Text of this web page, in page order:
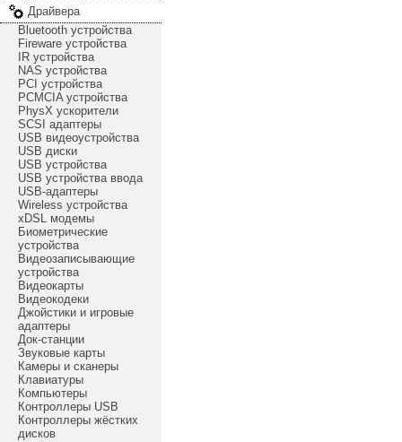
Драйвера
Bluetooth устройства
Fireware устройства
IR устройства
NAS устройства
PCI устройства
PCMCIA устройства
PhysX ускорители
SCSI адаптеры
USB видеоустройства
USB диски
USB устройства
USB устройства ввода
USB-адаптеры
Wireless устройства
xDSL модемы
Биометрические
устройства
Видеозаписывающие
устройства
Видеокарты
Видеокодеки
Джойстики и игровые
адаптеры
Док-станции
Звуковые карты
Камеры и сканеры
Клавиатуры
Компьютеры
Контроллеры USB
Контроллеры жёстких
дисков